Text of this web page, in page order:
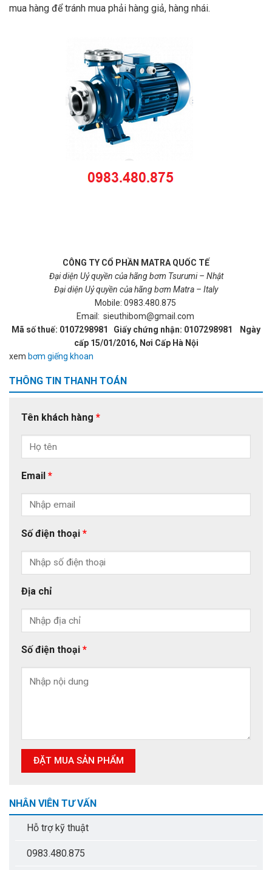
mua hàng để tránh mua phải hàng giả, hàng nhái.
CÔNG TY CỔ PHẦN MATRA QUỐC TẾ
Đại diện Uỷ quyền của hãng bơm Tsurumi – Nhật
Đại diện Uỷ quyền của hãng bơm Matra – Italy
Mobile: 0983.480.875
Email: sieuthibom@gmail.com
Mã số thuế: 0107298981 Giấy chứng nhận: 0107298981 Ngày
cấp 15/01/2016, Nơi Cấp Hà Nội
xem bơm giếng khoan
THÔNG TIN THANH TOÁN
Tên khách hàng *
Email *
Số điện thoại *
Địa chỉ
Số điện thoại *
NHÂN VIÊN TƯ VẤN
Hỗ trợ kỹ thuật
0983.480.875